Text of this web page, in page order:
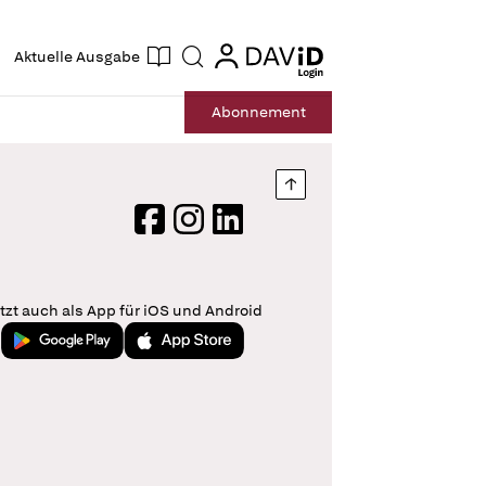
Aktuelle Ausgabe Suche login
login
Abonnement
Nach oben springen
FacebookInstagram
LinkedIn
auch als App für iOS und Android
Jetzt bei Google PlayLaden im App Store